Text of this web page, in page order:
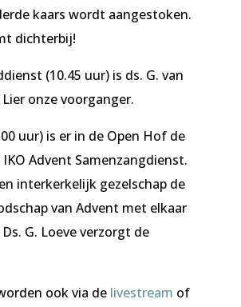
kaars wordt aangestoken.
dichterbij!
(10.45 uur) is ds. G. van
onze voorganger.
uur) is er in de Open Hof de
Advent Samenzangdienst.
interkerkelijk gezelschap de
van Advent met elkaar
G. Loeve verzorgt de
ook via de livestream of